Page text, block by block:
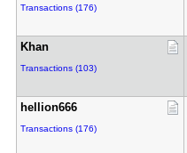
Transactions (176)
Khan
Transactions (103)
hellion666
Transactions (176)